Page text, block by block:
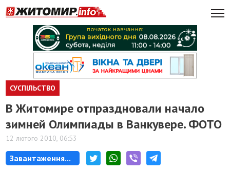
СУСПІЛЬСТВО
В Житомире отпраздновали начало
зимней Олимпиады в Ванкувере. ФОТО
12 лютого 2010, 06:53
Завантаження...